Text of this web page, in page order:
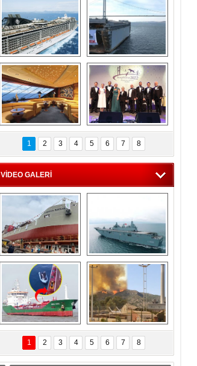
“Gemi içinde gemi”
konsepti ile MSC
Splendida
Dünyada tek!
Denizaltı yüzer
havuzu intikal
seyrine başladı
MSC'den 55 milyon
euroluk turizm geliri
müjdesi
5. Bosphorus Ship
Brokers Dinner,
İstanbul’da yapıldı
1 2 3 4 5 6 7 8
VİDEO GALERİ
Çeksan Tersanesi,
Başaran Bayrak
tankerini suya
indirdi
TCG Anadolu,
tersane teknik
seyrini tamamladı
Göçmenlerin
imdadına Türk
sahipli MINA DENIZ
yetişti
Milas’taki yangın
yeniden termik
santrallere doğru
ilerliyor
1 2 3 4 5 6 7 8